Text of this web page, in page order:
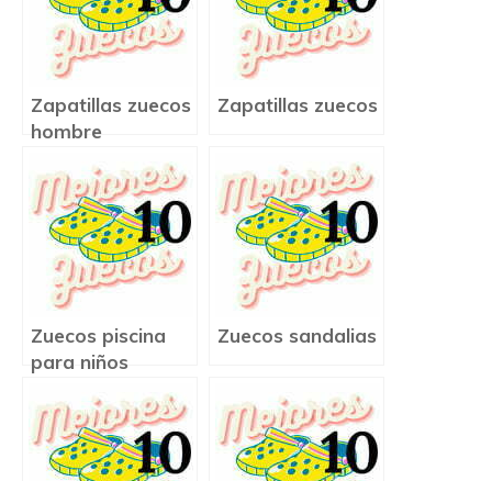
Zapatillas zuecos
hombre
Zapatillas zuecos
Zuecos piscina
para niños
Zuecos sandalias